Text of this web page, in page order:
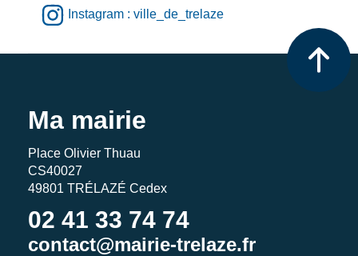
Instagram : ville_de_trelaze
Ma mairie
Place Olivier Thuau
CS40027
49801 TRÉLAZÉ Cedex
02 41 33 74 74
contact@mairie-trelaze.fr